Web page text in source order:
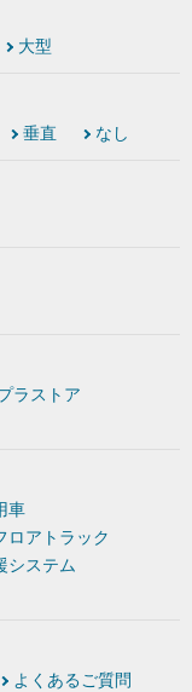
大型
垂直 なし
ラストア
車
ロアトラック
システム
よくあるご質問